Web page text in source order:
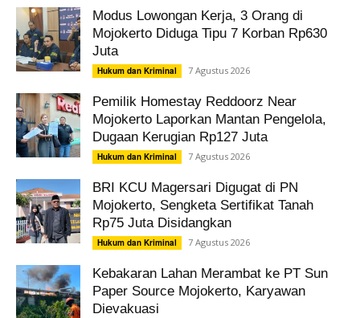
Modus Lowongan Kerja, 3 Orang di
Mojokerto Diduga Tipu 7 Korban Rp630
Juta
Hukum dan Kriminal 7 Agustus 2026
Pemilik Homestay Reddoorz Near
Mojokerto Laporkan Mantan Pengelola,
Dugaan Kerugian Rp127 Juta
Hukum dan Kriminal 7 Agustus 2026
BRI KCU Magersari Digugat di PN
Mojokerto, Sengketa Sertifikat Tanah
Rp75 Juta Disidangkan
Hukum dan Kriminal 7 Agustus 2026
Kebakaran Lahan Merambat ke PT Sun
Paper Source Mojokerto, Karyawan
Dievakuasi